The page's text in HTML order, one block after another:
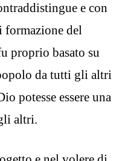
e con
formazione del
proprio basato su
da tutti gli altri
potesse essere una
altri.